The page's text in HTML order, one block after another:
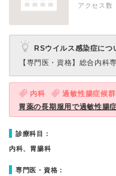
アクセス
RSウイルス感染症につ
【専門医・資格】 総合内科
内科 過敏性腸症候群
胃薬の長期服用で過敏性腸
診療科目：
内科、胃腸科
専門医・資格：